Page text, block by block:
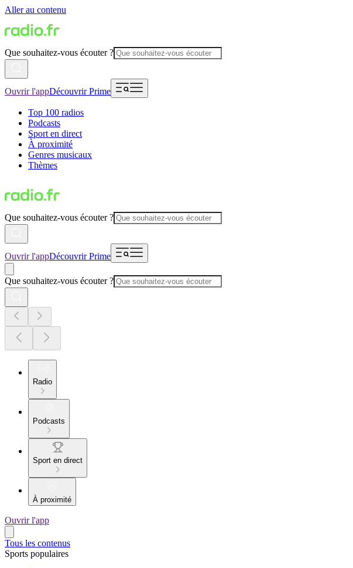
Aller au contenu
Que souhaitez-vous écouter ?
Ouvrir l'appDécouvrir Prime
Top 100 radios
Podcasts
Sport en direct
À proximité
Genres musicaux
Thèmes
Que souhaitez-vous écouter ?
Ouvrir l'appDécouvrir Prime
Que souhaitez-vous écouter ?
Radio
Podcasts
Sport en direct
À proximité
Ouvrir l'app
Tous les contenus
Sports populaires